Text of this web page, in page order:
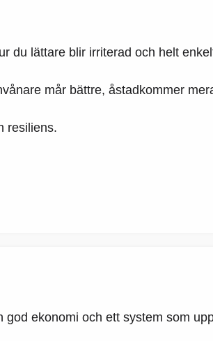
du lättare blir irriterad och helt
mår bättre, åstadkommer
resiliens.
ekonomi och ett system som